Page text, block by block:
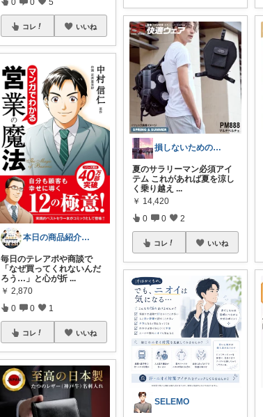
コレ いいね
本日の商品紹介（営業にまつわる商品紹介）
毎日のテレアポや商談で
「なぜ買ってくれないんだ
ろう…」と心が折 ...
￥ 2,870
0 0 1
コレ いいね
損しないためのお金の話
夏のサラリーマン必須アイ
テム これがあれば夏を涼し
く乗り越え ...
￥ 14,420
0 0 2
コレ いいね
SELEMO